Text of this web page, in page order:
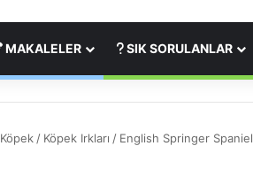
MAKALELER SIK SORULANLAR
Köpek/ Köpek Irkları / English Springer Spaniel